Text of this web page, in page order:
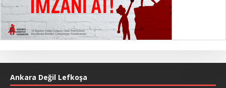
Ankara Değil Lefkoşa